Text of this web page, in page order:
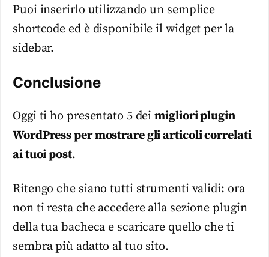
Puoi inserirlo utilizzando un semplice
shortcode ed è disponibile il widget per la
sidebar.
Conclusione
Oggi ti ho presentato 5 deimigliori plugin
WordPress per mostrare gli articoli correlati
ai tuoi post.
Ritengo che siano tutti strumenti validi: ora
non ti resta che accedere alla sezione plugin
della tua bacheca e scaricare quello che ti
sembra più adatto al tuo sito.